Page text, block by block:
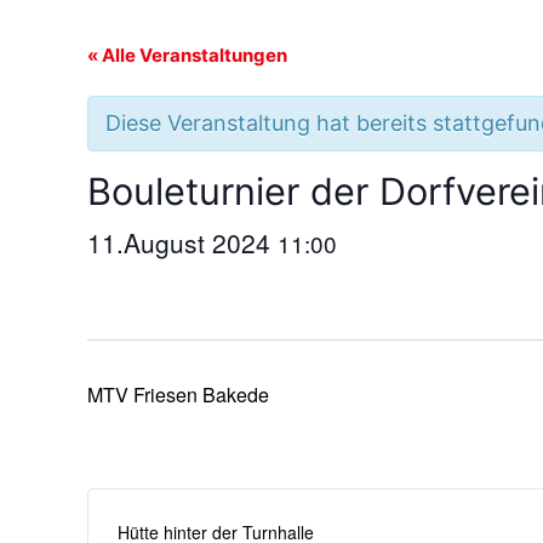
« Alle Veranstaltungen
Diese Veranstaltung hat bereits
Bouleturnier der
11.August 2024 11:00
MTV Friesen Bakede
Hütte hinter der Turnhalle